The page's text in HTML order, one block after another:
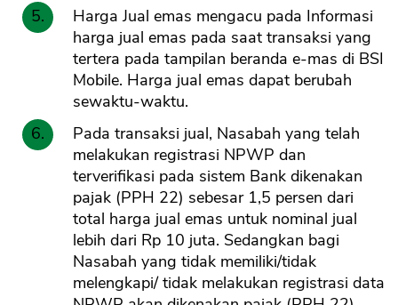
Harga Jual emas mengacu pada Informasi
harga jual emas pada saat transaksi yang
tertera pada tampilan beranda e-mas di BSI
Mobile. Harga jual emas dapat berubah
sewaktu-waktu.
Pada transaksi jual, Nasabah yang telah
melakukan registrasi NPWP dan
terverifikasi pada sistem Bank dikenakan
pajak (PPH 22) sebesar 1,5 persen dari
total harga jual emas untuk nominal jual
lebih dari Rp 10 juta. Sedangkan bagi
Nasabah yang tidak memiliki/tidak
melengkapi/ tidak melakukan registrasi data
OK
CANCEL